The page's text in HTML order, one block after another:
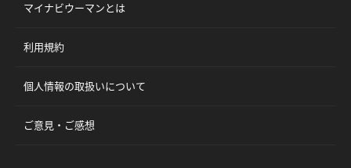
マイナビウーマンとは
利用規約
個人情報の取扱いについて
ご意見・ご感想